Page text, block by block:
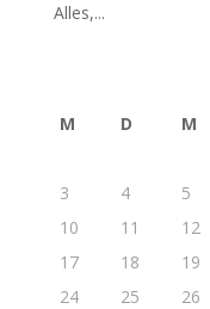
Alles,...
M D M
3
4 5
10
11 12
17
18 19
24
25 26